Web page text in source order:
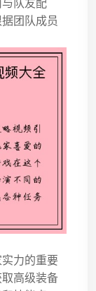
队友配
团队成员
力的重要
高级装备